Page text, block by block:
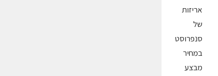
אריזות
של
סנפרוסט
במחיר
מבצע